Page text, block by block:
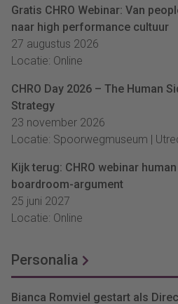
Gratis CHRO Webinar: Van
naar high performance cultuur
27 augustus 2026
Locatie: Online
CHRO Day 2026 – The Human
Strategy
23 november 2026
Locatie: Spoorwegmuseum |
Kijk terug: CHRO webinar
boardroom-argument
25 juni 2027
Locatie: Online
Personalia
Bianca Romviel gestart als